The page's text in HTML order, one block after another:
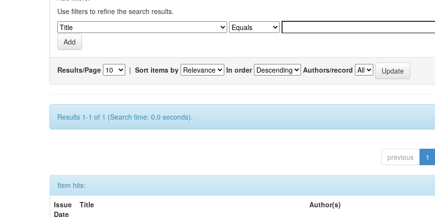
Use filters to refine the search results.
Results/Page | Sort items by In order Authors/record
Results 1-1 of 1 (Search time: 0.0 seconds).
previous 1
Item hits:
Issue
Date
Title Author(s)